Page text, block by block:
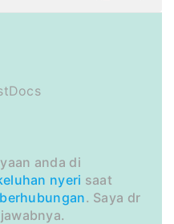
anda di
nyeri saat
. Saya dr